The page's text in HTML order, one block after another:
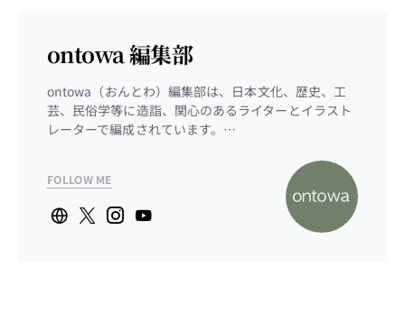
ontowa 編集部
ontowa（おんとわ）編集部は、日本文化、歴史、工
芸、民俗学等に造詣、関心のあるライターとイラスト
レーターで編成されています。…
FOLLOW ME